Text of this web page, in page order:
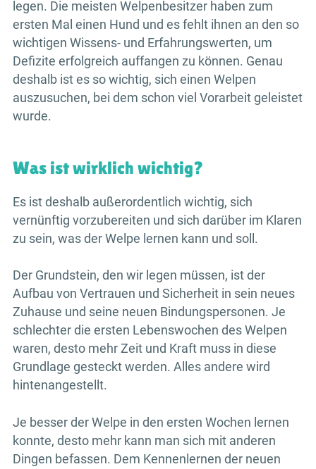
legen. Die meisten Welpenbesitzer haben zum
ersten Mal einen Hund und es fehlt ihnen an den so
wichtigen Wissens- und Erfahrungswerten, um
Defizite erfolgreich auffangen zu können. Genau
deshalb ist es so wichtig, sich einen Welpen
auszusuchen, bei dem schon viel Vorarbeit geleistet
wurde.
Was ist wirklich wichtig?
Es ist deshalb außerordentlich wichtig, sich
vernünftig vorzubereiten und sich darüber im Klaren
zu sein, was der Welpe lernen kann und soll.
Der Grundstein, den wir legen müssen, ist der
Aufbau von Vertrauen und Sicherheit in sein neues
Zuhause und seine neuen Bindungspersonen. Je
schlechter die ersten Lebenswochen des Welpen
waren, desto mehr Zeit und Kraft muss in diese
Grundlage gesteckt werden. Alles andere wird
hintenangestellt.
Je besser der Welpe in den ersten Wochen lernen
konnte, desto mehr kann man sich mit anderen
Dingen befassen. Dem Kennenlernen der neuen